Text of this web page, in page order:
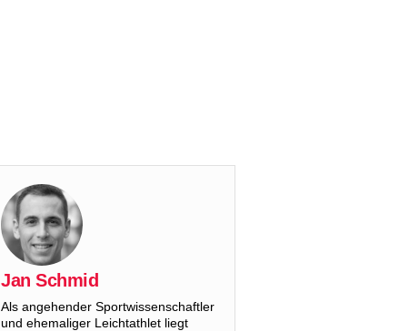
Jan Schmid
Als angehender Sportwissenschaftler
und ehemaliger Leichtathlet liegt